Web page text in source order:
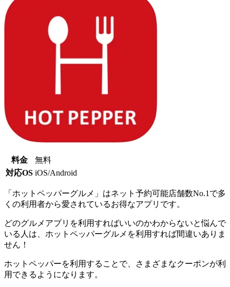
料金
無料
対応OS iOS/Android
「ホットペッパーグルメ」はネット予約可能店舗数No.1で多
くの利用者から愛されているお得なアプリです。
どのグルメアプリを利用すればいいのかわからないと悩んで
いる人は、ホットペッパーグルメを利用すれば間違いありま
せん！
ホットペッパーを利用することで、さまざまなクーポンが利
用できるようになります。